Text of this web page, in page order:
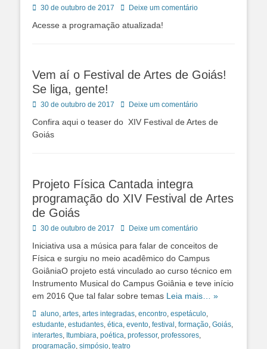
Posted
30 de outubro de 2017 Deixe um comentário
Acesse a programação atualizada!
Vem aí o Festival de Artes de Goiás!
Se liga, gente!
Posted
30 de outubro de 2017 Deixe um comentário
Confira aqui o teaser do XIV Festival de Artes de
Goiás
Projeto Física Cantada integra
programação do XIV Festival de Artes
de Goiás
Posted
30 de outubro de 2017 Deixe um comentário
Iniciativa usa a música para falar de conceitos de
Física e surgiu no meio acadêmico do Campus
GoiâniaO projeto está vinculado ao curso técnico em
Instrumento Musical do Campus Goiânia e teve início
em 2016 Que tal falar sobre temas Leia mais… »
Tags:aluno, artes, artes integradas, encontro, espetáculo,
estudante, estudantes, ética, evento, festival, formação, Goiás,
interartes, Itumbiara, poética, professor, professores,
programação, simpósio, teatro